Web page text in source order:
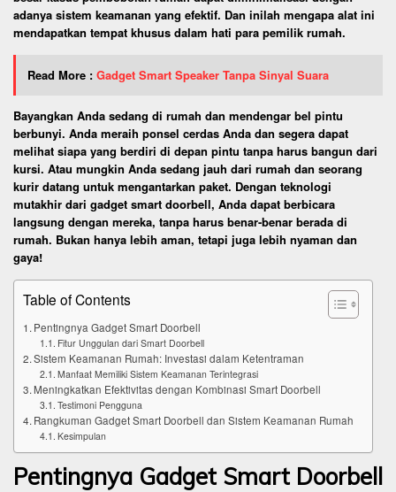
adanya sistem keamanan yang efektif. Dan inilah mengapa alat ini
mendapatkan tempat khusus dalam hati para pemilik rumah.
Read More : Gadget Smart Speaker Tanpa Sinyal Suara
Bayangkan Anda sedang di rumah dan mendengar bel pintu
berbunyi. Anda meraih ponsel cerdas Anda dan segera dapat
melihat siapa yang berdiri di depan pintu tanpa harus bangun dari
kursi. Atau mungkin Anda sedang jauh dari rumah dan seorang
kurir datang untuk mengantarkan paket. Dengan teknologi
mutakhir dari gadget smart doorbell, Anda dapat berbicara
langsung dengan mereka, tanpa harus benar-benar berada di
rumah. Bukan hanya lebih aman, tetapi juga lebih nyaman dan
gaya!
Table of Contents
Pentingnya Gadget Smart Doorbell
Fitur Unggulan dari Smart Doorbell
Sistem Keamanan Rumah: Investasi dalam Ketentraman
Manfaat Memiliki Sistem Keamanan Terintegrasi
Meningkatkan Efektivitas dengan Kombinasi Smart Doorbell
Testimoni Pengguna
Rangkuman Gadget Smart Doorbell dan Sistem Keamanan Rumah
Kesimpulan
Pentingnya Gadget Smart Doorbell